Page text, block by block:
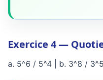
Exercice 4 —
a. 5^6 / 5^4 | b. 3^8 /